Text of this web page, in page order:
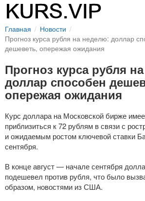
Главная
Новости
Прогноз курса рубля на неделю: доллар
дешеветь, опережая ожидания
Прогноз курса рубля
доллар способен
опережая ожидания
Курс доллара на Московской бирже
приблизиться к 72 рублям в связи с
и ожидаемым ростом ключевой ставки
сентября.
В конце август — начале сентября
подешевел против рубля, что было
образом, новостями из США.